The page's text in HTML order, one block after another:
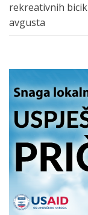
rekreativnih
avgusta